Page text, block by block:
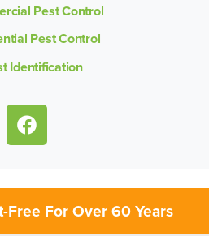
Pest Control
Pest Control
Identification
Free For Over 60 Years